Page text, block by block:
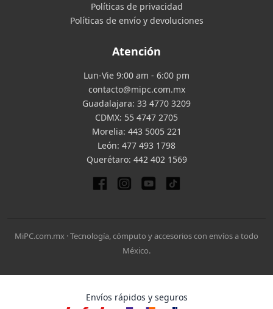
Políticas de privacidad
Políticas de envío y devoluciones
Atención
Lun-Vie 9:00 am - 6:00 pm
contacto@mipc.com.mx
Guadalajara: 33 4770 3209
CDMX: 55 4747 2705
Morelia: 443 5005 221
León: 477 493 1798
Querétaro: 442 402 1569
MiPC.com.mx · Tecnología, cómputo y accesorios con envíos a todo
México.
Envíos rápidos y seguros